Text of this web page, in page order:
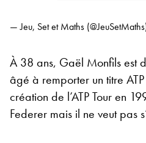
— Jeu, Set et Maths
À 38 ans, Gaël Monfils est
âgé à remporter un titre
création de l’ATP Tour en
Federer mais il ne veut pas